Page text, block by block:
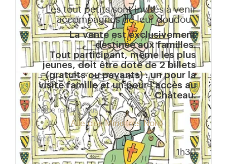
Les tout petits sont invités à venir
accompagnés de leur doudou.
La vente est exclusivement
destinée aux familles.
Tout participant, même les plus
jeunes, doit être doté de 2 billets
(gratuits ou payants) : un pour la
visite famille et un pour l'accès au
Château.
Lieu de rendez-vous
Aile des Ministres Nord
Durée
1h30